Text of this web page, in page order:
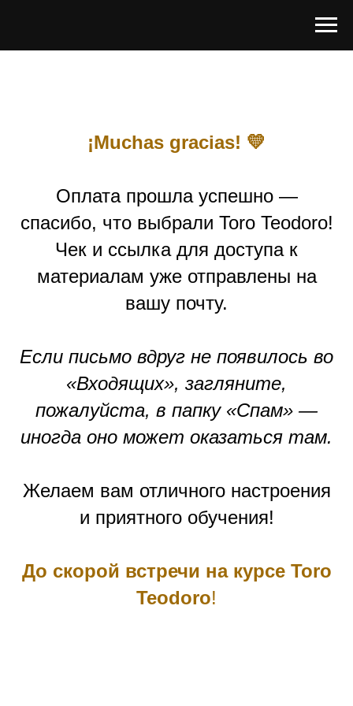
¡Muchas gracias! 💛
Оплата прошла успешно —
спасибо, что выбрали Toro Teodoro!
Чек и ссылка для доступа к
материалам уже отправлены на
вашу почту.
Если письмо вдруг не появилось во
«Входящих», загляните,
пожалуйста, в папку «Спам» —
иногда оно может оказаться там.
Желаем вам отличного настроения
и приятного обучения!
До скорой встречи на курсе Toro
Teodoro!